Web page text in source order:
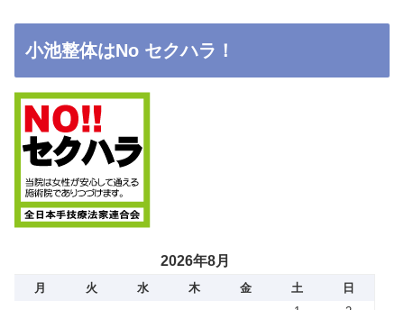
小池整体はNo セクハラ！
2026年8月
月 火 水 木 金 土
日